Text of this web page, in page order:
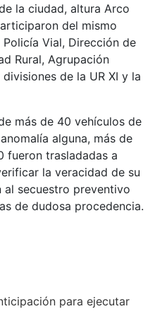
la ciudad, altura Arco
del mismo
Vial, Dirección de
Rural, Agrupación
de la UR XI y la
más de 40 vehículos de
alguna, más de
fueron trasladadas a
la veracidad de su
secuestro preventivo
de dudosa procedencia.
para ejecutar